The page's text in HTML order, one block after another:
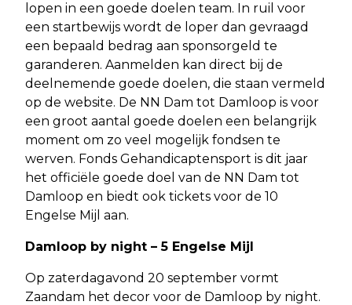
lopen in een goede doelen team. In ruil voor
een startbewijs wordt de loper dan gevraagd
een bepaald bedrag aan sponsorgeld te
garanderen. Aanmelden kan direct bij de
deelnemende goede doelen, die staan vermeld
op de website. De NN Dam tot Damloop is voor
een groot aantal goede doelen een belangrijk
moment om zo veel mogelijk fondsen te
werven. Fonds Gehandicaptensport is dit jaar
het officiële goede doel van de NN Dam tot
Damloop en biedt ook tickets voor de 10
Engelse Mijl aan.
Damloop by night – 5 Engelse Mijl
Op zaterdagavond 20 september vormt
Zaandam het decor voor de Damloop by night.